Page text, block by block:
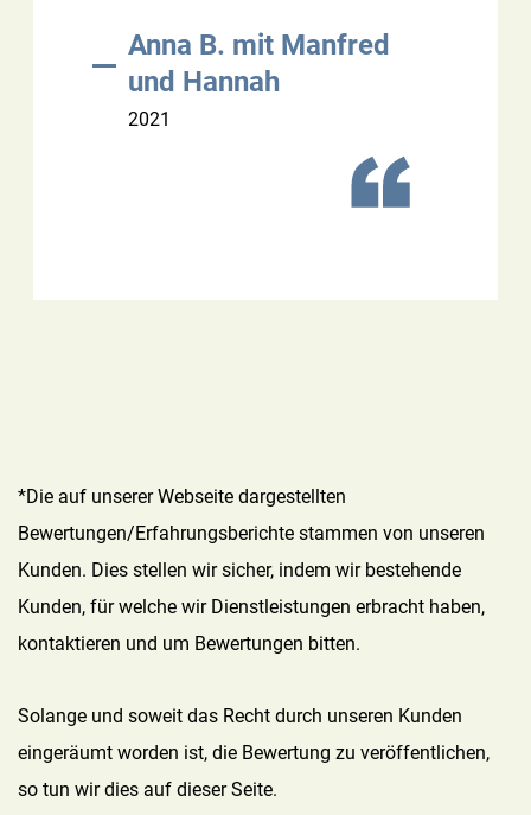
Anna B. mit Manfred
und Hannah
2021
*Die auf unserer Webseite dargestellten
Bewertungen/Erfahrungsberichte stammen von unseren
Kunden. Dies stellen wir sicher, indem wir bestehende
Kunden, für welche wir Dienstleistungen erbracht haben,
kontaktieren und um Bewertungen bitten.
Solange und soweit das Recht durch unseren Kunden
eingeräumt worden ist, die Bewertung zu veröffentlichen,
so tun wir dies auf dieser Seite.